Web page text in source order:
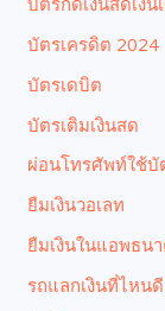
บัตรเครดิต 2024
บัตรเดบิต
บัตรเติมเงินสด
ผ่อนโทรศัพท์ใช้บั
ยืมเงินวอเลท
ยืมเงินในแอพธน
รถแลกเงินที่ไหน